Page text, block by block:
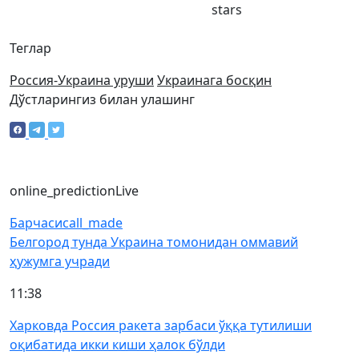
Теглар
Россия-Украина уруши Украинага босқин
stars
Дўстларингиз билан улашинг
online_predictionLive
Барчасиcall_made
Белгород тунда Украина томонидан оммавий
ҳужумга учради
11:38
Харковда Россия ракета зарбаси ўққа тутилиши
оқибатида икки киши ҳалок бўлди